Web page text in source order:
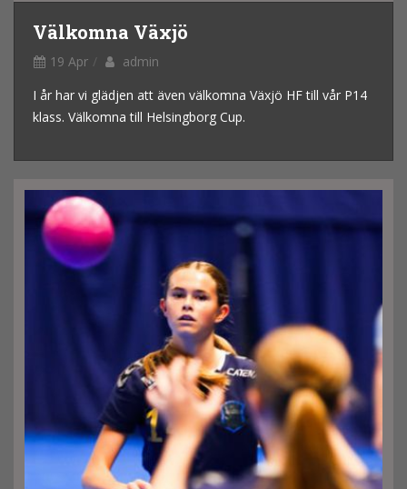
Välkomna Växjö
19 Apr
admin
I år har vi glädjen att även välkomna Växjö HF till vår P14
klass. Välkomna till Helsingborg Cup.